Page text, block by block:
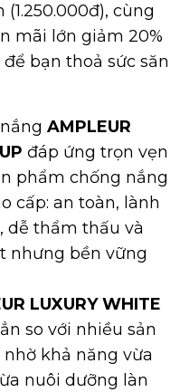
cùng
mãi lớn giảm 20%
bạn thoả sức săn
AMPLEUR
đáp ứng trọn vẹn
phẩm chống nắng
cấp: an toàn, lành
dễ thẩm thấu và
nhưng bền vững
LUXURY WHITE
so với nhiều sản
khả năng vừa
nuôi dưỡng làn